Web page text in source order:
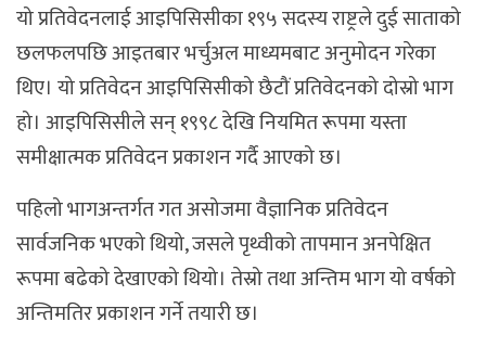
यो प्रतिवेदनलाई आइपिसिसीका १९५ सदस्य राष्ट्रले दुई साताको
छलफलपछि आइतबार भर्चुअल माध्यमबाट अनुमोदन गरेका
थिए। यो प्रतिवेदन आइपिसिसीको छैटौं प्रतिवेदनको दोस्रो भाग
हो। आइपिसिसीले सन् १९९८ देखि नियमित रूपमा यस्ता
समीक्षात्मक प्रतिवेदन प्रकाशन गर्दै आएको छ।
पहिलो भागअन्तर्गत गत असोजमा वैज्ञानिक प्रतिवेदन
सार्वजनिक भएको थियो, जसले पृथ्वीको तापमान अनपेक्षित
रूपमा बढेको देखाएको थियो। तेस्रो तथा अन्तिम भाग यो वर्षको
अन्तिमतिर प्रकाशन गर्ने तयारी छ।